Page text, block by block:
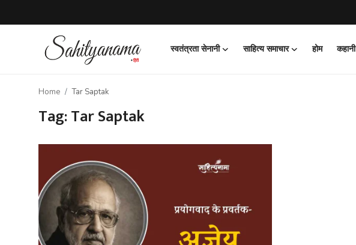
स्वतंत्रता सेनानी साहित्य समाचार होम कहानी
Register
Home Tar Saptak
Tag: Tar Saptak